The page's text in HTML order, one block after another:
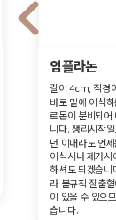
상박 안쪽, 피부
적으로 소량의 호
피임 효과를 냅
입 해야 하며 3
거하셔도 됩니다.
니 너무 걱정 안
이또한 사람에 따
증가의 부작용
후 이식해야겠